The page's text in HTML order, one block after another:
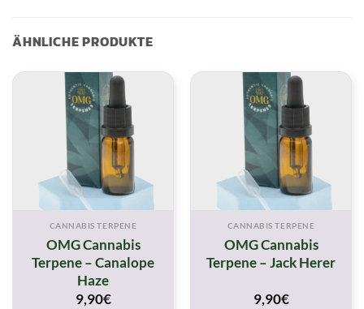
ÄHNLICHE PRODUKTE
CANNABIS TERPENE
OMG Cannabis
Terpene – Canalope
Haze
9,90€
CANNABIS TERPENE
OMG Cannabis
Terpene – Jack Herer
9,90€